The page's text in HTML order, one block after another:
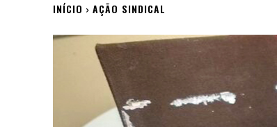
INÍCIO AÇÃO SINDICAL